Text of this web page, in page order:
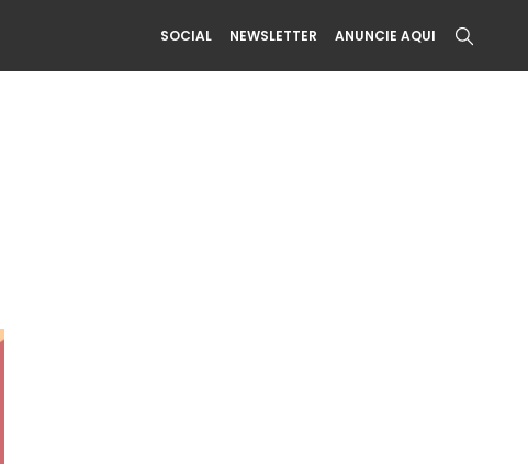
SOCIAL NEWSLETTER ANUNCIE AQUI